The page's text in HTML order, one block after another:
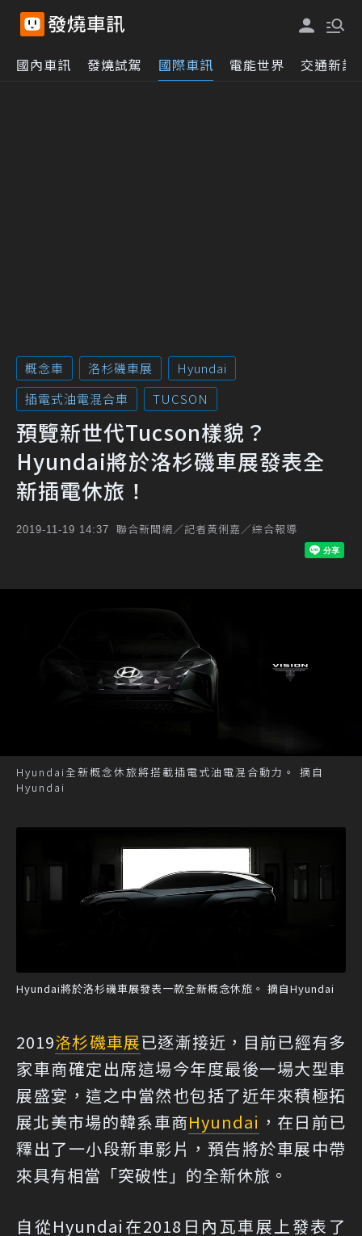
國內車訊 發燒試駕 國際車訊 電能世界 交通新訊
概念車 洛杉磯車展
Hyundai
插電式油電混合車
TUCSON
預覽新世代Tucson樣貌？
Hyundai將於洛杉磯車展發表全
新插電休旅！
2019-11-19 14:37 聯合新聞網／記者黃俐嘉／綜合報導
Hyundai全新概念休旅將搭載插電式油電混合動力。 摘自
Hyundai
Hyundai將於洛杉磯車展發表一款全新概念休旅。 摘自Hyundai
2019洛杉磯車展已逐漸接近，目前已經有多
家車商確定出席這場今年度最後一場大型車
展盛宴，這之中當然也包括了近年來積極拓
展北美市場的韓系車商Hyundai ，在日前已
釋出了一小段新車影片，預告將於車展中帶
來具有相當「突破性」的全新休旅。
自從Hyundai在2018日內瓦車展上發表了